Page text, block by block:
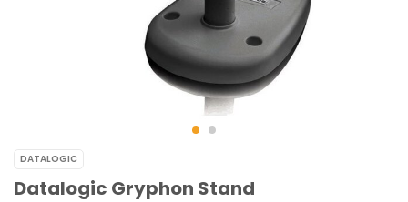
DATALOGIC
Datalogic Gryphon Stand